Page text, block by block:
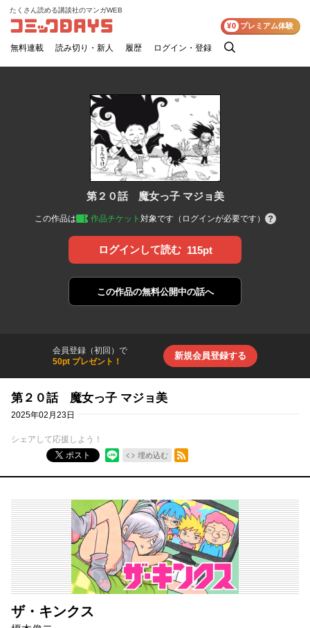
コミックDAYS
たくさん読める講談社のマンガWEB
無料連載 読み切り・新人 履歴 ログイン・登録
検
¥0 プレミアム体験
第２０話 魔女っ子 マジョ美
この作品は 作品チケット 対象です（ログインが必要です）
ログインして読む 115pt
この作品の無料公開中の話へ
会員登録（初回）で
50pt プレゼント！
新規会員登録する
第２０話 魔女っ子 マジョ美
2025年02月23日
シェアして応援しよう！
ポスト
埋め込む
RSSフィード
ザ・キンクス